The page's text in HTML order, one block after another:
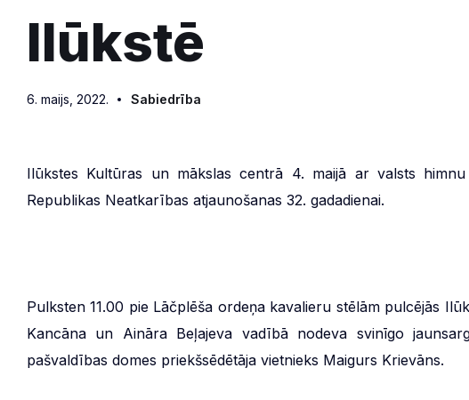
Ilūkstē
6. maijs, 2022. Sabiedrība
Ilūkstes Kultūras un mākslas centrā 4. maijā ar valsts
Republikas Neatkarības atjaunošanas 32. gadadienai.
Pulksten 11.00 pie Lāčplēša ordeņa kavalieru stēlām pulcējās
Kancāna un Aināra Beļajeva vadībā nodeva svinīgo
pašvaldības domes priekšsēdētāja vietnieks Maigurs Krievāns.